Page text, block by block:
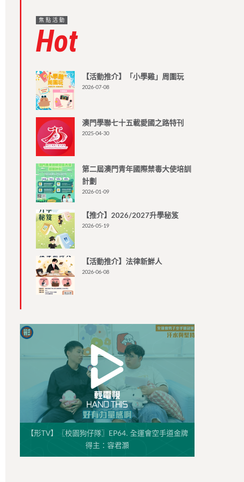
焦點活動
Hot
【活動推介】「小學雞」周圍玩
2026-07-08
澳門學聯七十五載愛國之路特刊
2025-04-30
第二屆澳門青年國際禁毒大使培訓
計劃
2026-01-09
【推介】2026/2027升學秘笈
2026-05-19
【活動推介】法律新鮮人
2026-06-08
【形TV】〖校園狗仔隊〗EP64. 全運會空手道金牌
得主：容君灝